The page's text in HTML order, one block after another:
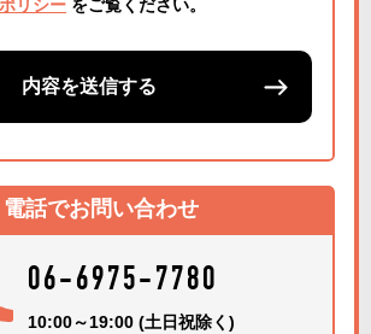
リシー をご覧ください。
内容を送信する
電話でお問い合わせ
06-6975-7780
10:00～19:00 (土日祝除く)